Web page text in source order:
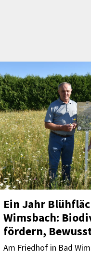
Ein Jahr
Wimsbach:
fördern,
Am Friedhof in Bad